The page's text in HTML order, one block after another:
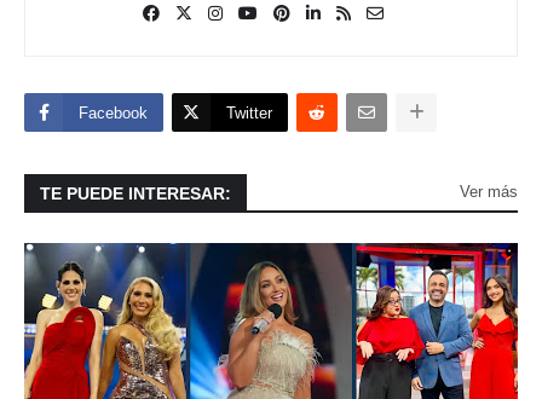
Facebook Twitter
TE PUEDE INTERESAR: Ver más